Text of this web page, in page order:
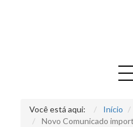
Você está aqui: Início
Novo Comunicado